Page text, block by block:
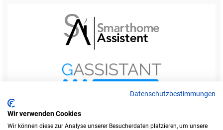
Datenschutzbestimmungen
Wir verwenden Cookies
Wir können diese zur Analyse unserer Besucherdaten platzieren, um unsere